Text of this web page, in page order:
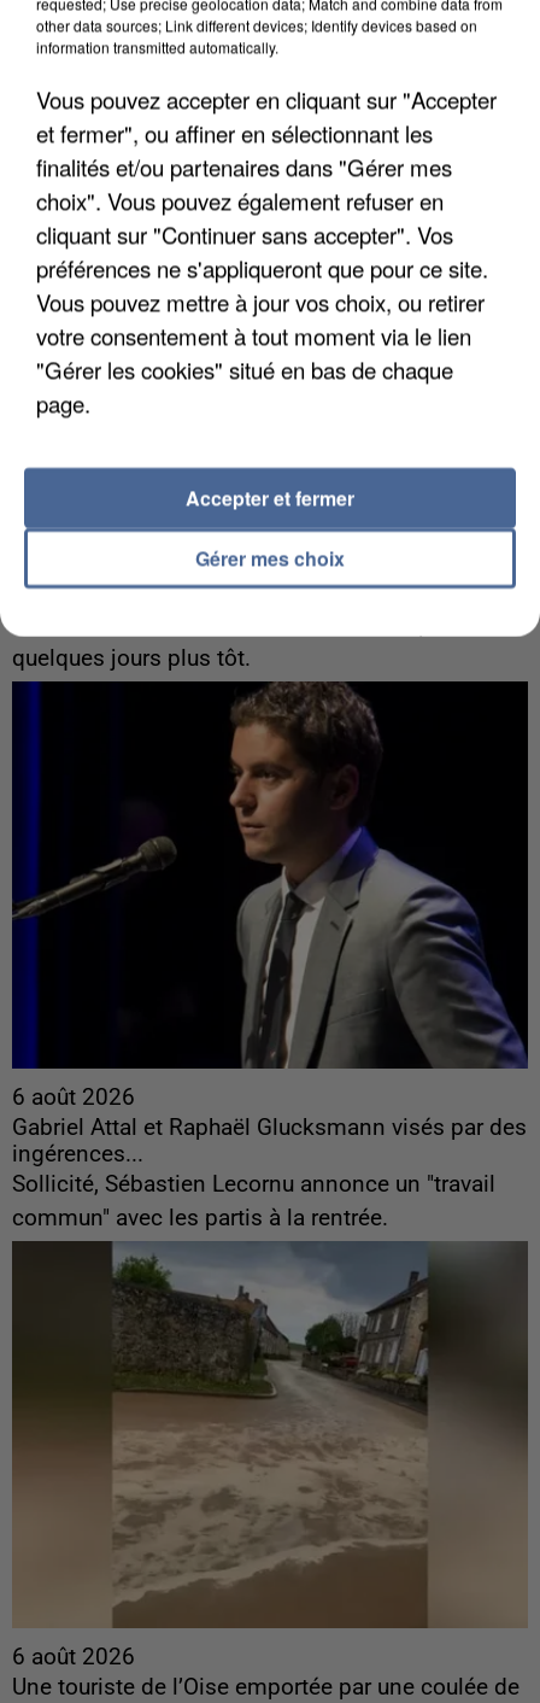
Les données de 300 000 clients dérobées à
Intermarché après une...
Les données bancaires ne seraient pas
concernées.
7 août 2026
Un second cadre de la DZ Mafia interpellé en
Algérie
quelques jours plus tôt.
6 août 2026
Gabriel Attal et Raphaël Glucksmann visés par des
ingérences...
Sollicité, Sébastien Lecornu annonce un "travail
commun" avec les partis à la rentrée.
6 août 2026
Une touriste de l’Oise emportée par une coulée de
other data sources; Link different devices; Identify devices based on
information transmitted automatically.
Vous pouvez accepter en cliquant sur "Accepter
et fermer", ou affiner en sélectionnant les
finalités et/ou partenaires dans "Gérer mes
choix". Vous pouvez également refuser en
cliquant sur "Continuer sans accepter". Vos
préférences ne s'appliqueront que pour ce site.
Vous pouvez mettre à jour vos choix, ou retirer
votre consentement à tout moment via le lien
"Gérer les cookies" situé en bas de chaque
page.
Gérer mes choix
Accepter et fermer